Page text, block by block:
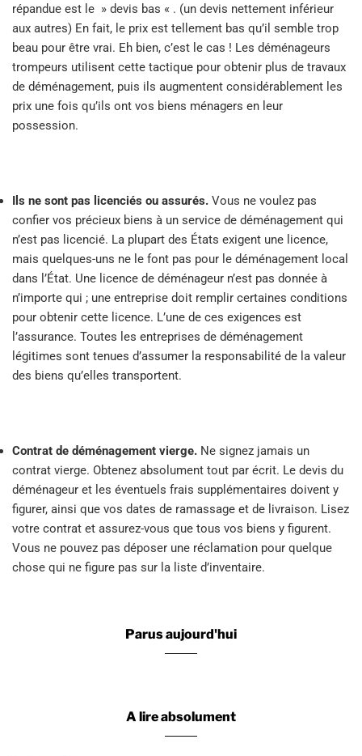
répandue est le » devis bas « . (un devis nettement inférieur
aux autres) En fait, le prix est tellement bas qu’il semble trop
beau pour être vrai. Eh bien, c’est le cas ! Les déménageurs
trompeurs utilisent cette tactique pour obtenir plus de travaux
de déménagement, puis ils augmentent considérablement les
prix une fois qu’ils ont vos biens ménagers en leur
possession.
Ils ne sont pas licenciés ou assurés. Vous ne voulez pas
confier vos précieux biens à un service de déménagement qui
n’est pas licencié. La plupart des États exigent une licence,
mais quelques-uns ne le font pas pour le déménagement local
dans l’État. Une licence de déménageur n’est pas donnée à
n’importe qui ; une entreprise doit remplir certaines conditions
pour obtenir cette licence. L’une de ces exigences est
l’assurance. Toutes les entreprises de déménagement
légitimes sont tenues d’assumer la responsabilité de la valeur
des biens qu’elles transportent.
Contrat de déménagement vierge. Ne signez jamais un
contrat vierge. Obtenez absolument tout par écrit. Le devis du
déménageur et les éventuels frais supplémentaires doivent y
figurer, ainsi que vos dates de ramassage et de livraison. Lisez
votre contrat et assurez-vous que tous vos biens y figurent.
Vous ne pouvez pas déposer une réclamation pour quelque
chose qui ne figure pas sur la liste d’inventaire.
Parus aujourd'hui
A lire absolument